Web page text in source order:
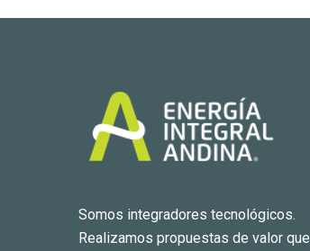
Somos integradores tecnológicos.
Realizamos propuestas de valor que